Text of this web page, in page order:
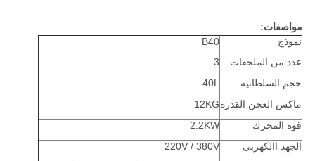
مواصفات:
نموذج
B40
عدد من الملحقات
3
حجم السلطانية
40L
ماكس العجن القدرة12KG
قوة المحرك
2.2KW
الجهد االكهربى
220V / 380V